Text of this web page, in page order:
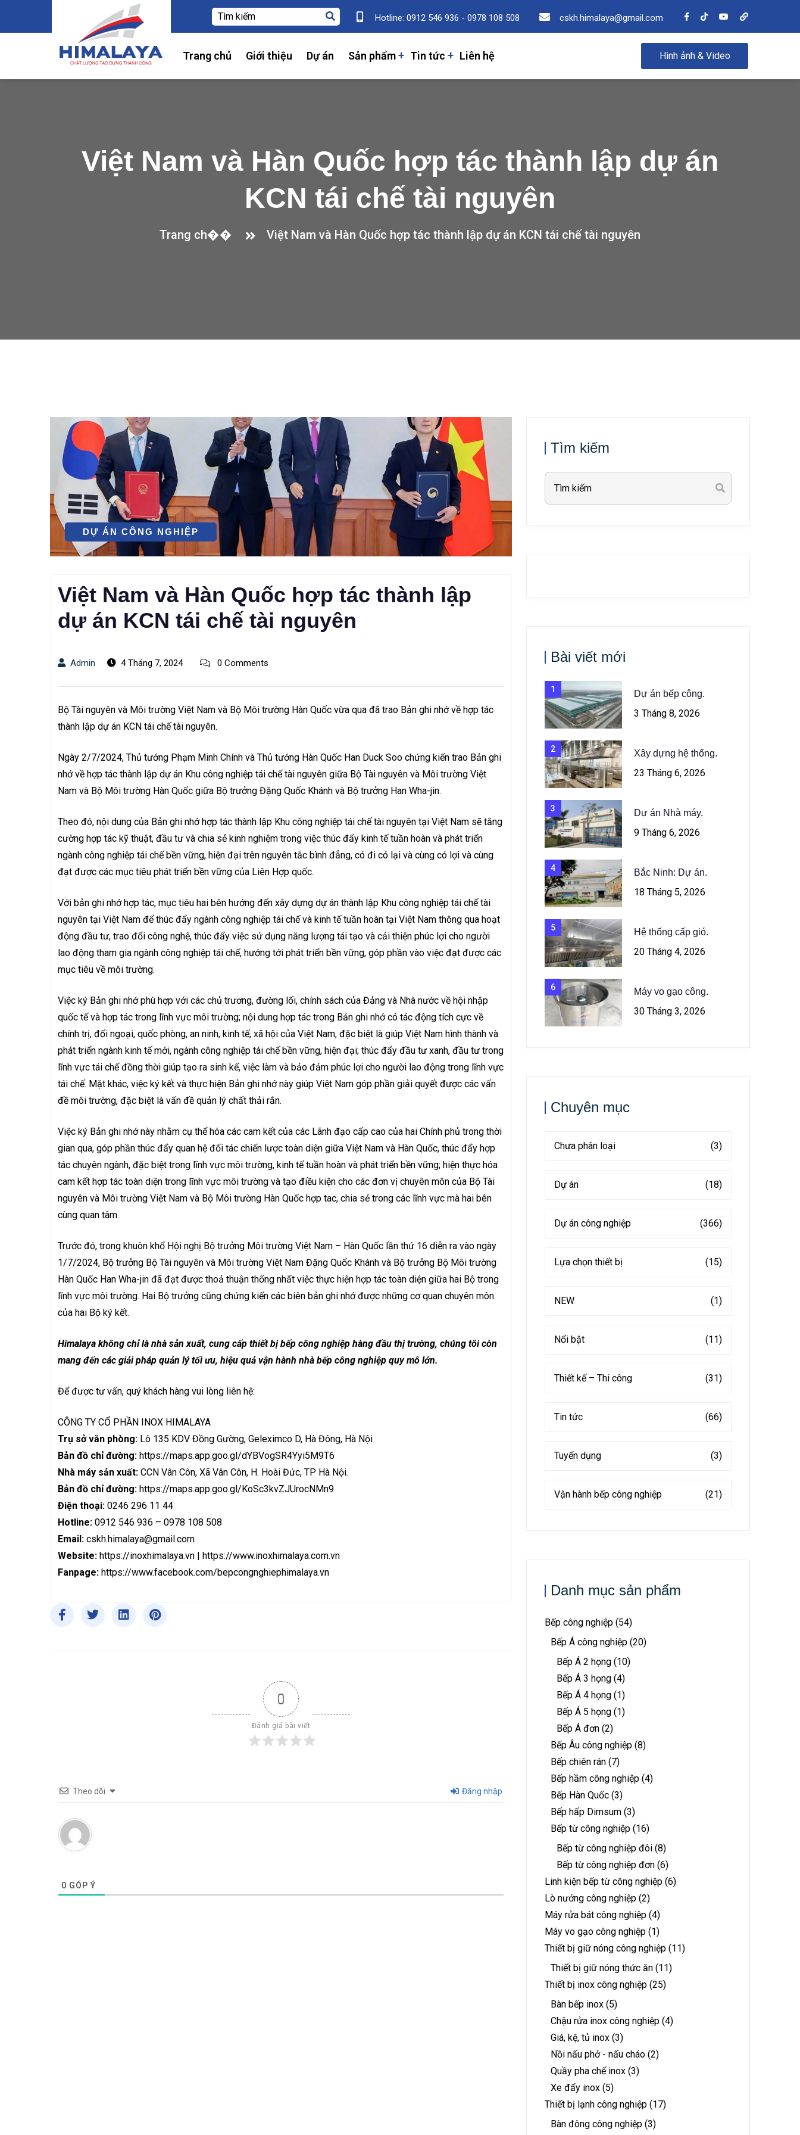
Hotline: 0912 546 936 - 0978 108 508 cskh.himalaya@gmail.com
Trang chủ Giới thiệu Dự án Sản phẩm Tin tức Liên hệ Hình ảnh & Video
Việt Nam và Hàn Quốc hợp tác thành lập dự án
KCN tái chế tài nguyên
Trang ch�� Việt Nam và Hàn Quốc hợp tác thành lập dự án KCN tái chế tài nguyên
DỰ ÁN CÔNG NGHIỆP
Việt Nam và Hàn Quốc hợp tác thành lập
dự án KCN tái chế tài nguyên
Admin 4 Tháng 7, 2024 0 Comments
Bộ Tài nguyên và Môi trường Việt Nam và Bộ Môi trường Hàn Quốc vừa qua đã trao Bản ghi nhớ về hợp tác
thành lập dự án KCN tái chế tài nguyên.
Ngày 2/7/2024, Thủ tướng Phạm Minh Chính và Thủ tướng Hàn Quốc Han Duck Soo chứng kiến trao Bản ghi
nhớ về hợp tác thành lập dự án Khu công nghiệp tái chế tài nguyên giữa Bộ Tài nguyên và Môi trường Việt
Nam và Bộ Môi trường Hàn Quốc giữa Bộ trưởng Đặng Quốc Khánh và Bộ trưởng Han Wha-jin.
Theo đó, nội dung của Bản ghi nhớ hợp tác thành lập Khu công nghiệp tái chế tài nguyên tại Việt Nam sẽ tăng
cường hợp tác kỹ thuật, đầu tư và chia sẻ kinh nghiệm trong việc thúc đẩy kinh tế tuần hoàn và phát triển
ngành công nghiệp tái chế bền vững, hiện đại trên nguyên tắc bình đẳng, có đi có lại và cùng có lợi và cùng
đạt được các mục tiêu phát triển bền vững của Liên Hợp quốc.
Với bản ghi nhớ hợp tác, mục tiêu hai bên hướng đến xây dựng dự án thành lập Khu công nghiệp tái chế tài
nguyên tại Việt Nam để thúc đẩy ngành công nghiệp tái chế và kinh tế tuần hoàn tại Việt Nam thông qua hoạt
động đầu tư, trao đổi công nghệ, thúc đẩy việc sử dụng năng lượng tái tạo và cải thiện phúc lợi cho người
lao động tham gia ngành công nghiệp tái chế, hướng tới phát triển bền vững, góp phần vào việc đạt được các
mục tiêu về môi trường.
Việc ký Bản ghi nhớ phù hợp với các chủ trương, đường lối, chính sách của Đảng và Nhà nước về hội nhập
quốc tế và hợp tác trong lĩnh vực môi trường; nội dung hợp tác trong Bản ghi nhớ có tác động tích cực về
chính trị, đối ngoại, quốc phòng, an ninh, kinh tế, xã hội của Việt Nam, đặc biệt là giúp Việt Nam hình thành và
phát triển ngành kinh tế mới, ngành công nghiệp tái chế bền vững, hiện đại; thúc đẩy đầu tư xanh, đầu tư trong
lĩnh vực tái chế đồng thời giúp tạo ra sinh kế, việc làm và bảo đảm phúc lợi cho người lao động trong lĩnh vực
tái chế. Mặt khác, việc ký kết và thực hiện Bản ghi nhớ này giúp Việt Nam góp phần giải quyết được các vấn
đề môi trường, đặc biệt là vấn đề quản lý chất thải rắn.
Việc ký Bản ghi nhớ này nhằm cụ thể hóa các cam kết của các Lãnh đạo cấp cao của hai Chính phủ trong thời
gian qua, góp phần thúc đẩy quan hệ đối tác chiến lược toàn diện giữa Việt Nam và Hàn Quốc, thúc đẩy hợp
tác chuyên ngành, đặc biệt trong lĩnh vực môi trường, kinh tế tuần hoàn và phát triển bền vững; hiện thực hóa
cam kết hợp tác toàn diện trong lĩnh vực môi trường và tạo điều kiện cho các đơn vị chuyên môn của Bộ Tài
nguyên và Môi trường Việt Nam và Bộ Môi trường Hàn Quốc hợp tac, chia sẻ trong các lĩnh vực mà hai bên
cùng quan tâm.
Trước đó, trong khuôn khổ Hội nghị Bộ trưởng Môi trường Việt Nam – Hàn Quốc lần thứ 16 diễn ra vào ngày
1/7/2024, Bộ trưởng Bộ Tài nguyên và Môi trường Việt Nam Đặng Quốc Khánh và Bộ trưởng Bộ Môi trường
Hàn Quốc Han Wha-jin đã đạt được thoả thuận thống nhất việc thực hiện hợp tác toàn diện giữa hai Bộ trong
lĩnh vực môi trường. Hai Bộ trưởng cũng chứng kiến các biên bản ghi nhớ được những cơ quan chuyên môn
của hai Bộ ký kết.
Himalaya không chỉ là nhà sản xuất, cung cấp thiết bị bếp công nghiệp hàng đầu thị trường, chúng tôi còn
mang đến các giải pháp quản lý tối ưu, hiệu quả vận hành nhà bếp công nghiệp quy mô lớn.
Để được tư vấn, quý khách hàng vui lòng liên hệ:
CÔNG TY CỔ PHẦN INOX HIMALAYA
Trụ sở văn phòng: Lô 135 KDV Đồng Gường, Geleximco D, Hà Đông, Hà Nội
Bản đồ chỉ đường: https://maps.app.goo.gl/dYBVogSR4Yyi5M9T6
Nhà máy sản xuất: CCN Vân Côn, Xã Vân Côn, H. Hoài Đức, TP Hà Nội.
Bản đồ chỉ đường: https://maps.app.goo.gl/KoSc3kvZJUrocNMn9
Điện thoại: 0246 296 11 44
Hotline: 0912 546 936 – 0978 108 508
Email: cskh.himalaya@gmail.com
Website: https://inoxhimalaya.vn | https://www.inoxhimalaya.com.vn
Fanpage: https://www.facebook.com/bepcongnghiephimalaya.vn
0
Đánh giá bài viết
Theo dõi Đăng nhập
0 GÓP Ý
Tìm kiếm
Bài viết mới
1 Dự án bếp công.
3 Tháng 8, 2026
2 Xây dựng hệ thống.
23 Tháng 6, 2026
3 Dự án Nhà máy.
9 Tháng 6, 2026
4 Bắc Ninh: Dự án.
18 Tháng 5, 2026
5 Hệ thống cấp gió.
20 Tháng 4, 2026
6 Máy vo gạo công.
30 Tháng 3, 2026
Chuyên mục
Chưa phân loại (3)
Dự án (18)
Dự án công nghiệp (366)
Lựa chọn thiết bị (15)
NEW (1)
Nổi bật (11)
Thiết kế – Thi công (31)
Tin tức (66)
Tuyển dụng (3)
Vận hành bếp công nghiệp (21)
Danh mục sản phẩm
Bếp công nghiệp (54)
Bếp Á công nghiệp (20)
Bếp Á 2 họng (10)
Bếp Á 3 họng (4)
Bếp Á 4 họng (1)
Bếp Á 5 họng (1)
Bếp Á đơn (2)
Bếp Âu công nghiệp (8)
Bếp chiên rán (7)
Bếp hầm công nghiệp (4)
Bếp Hàn Quốc (3)
Bếp hấp Dimsum (3)
Bếp từ công nghiệp (16)
Bếp từ công nghiệp đôi (8)
Bếp từ công nghiệp đơn (6)
Linh kiện bếp từ công nghiệp (6)
Lò nướng công nghiệp (2)
Máy rửa bát công nghiệp (4)
Máy vo gạo công nghiệp (1)
Thiết bị giữ nóng công nghiệp (11)
Thiết bị giữ nóng thức ăn (11)
Thiết bị inox công nghiệp (25)
Bàn bếp inox (5)
Chậu rửa inox công nghiệp (4)
Giá, kệ, tủ inox (3)
Nồi nấu phở - nấu cháo (2)
Quầy pha chế inox (3)
Xe đẩy inox (5)
Thiết bị lạnh công nghiệp (17)
Bàn đông công nghiệp (3)